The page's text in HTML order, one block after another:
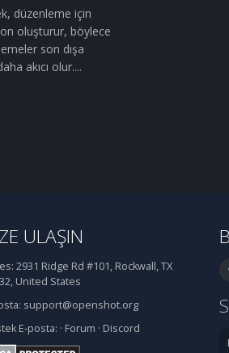
düzenleme için
oluşturur, böylece
son dışa
akıcı olur....
ULAŞIN
2931 Ridge Rd #101, Rockwall, TX
United States
support@openshot.org
E-posta: · Forum · Discord